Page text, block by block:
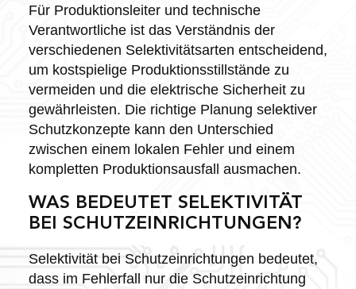
Für Produktionsleiter und technische
Verantwortliche ist das Verständnis der
verschiedenen Selektivitätsarten entscheidend,
um kostspielige Produktionsstillstände zu
vermeiden und die elektrische Sicherheit zu
gewährleisten. Die richtige Planung selektiver
Schutzkonzepte kann den Unterschied
zwischen einem lokalen Fehler und einem
kompletten Produktionsausfall ausmachen.
WAS BEDEUTET SELEKTIVITÄT
BEI SCHUTZEINRICHTUNGEN?
Selektivität bei Schutzeinrichtungen bedeutet,
dass im Fehlerfall nur die Schutzeinrichtung